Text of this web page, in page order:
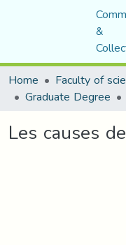
&
Home
Faculty of
Graduate Degree
Les causes